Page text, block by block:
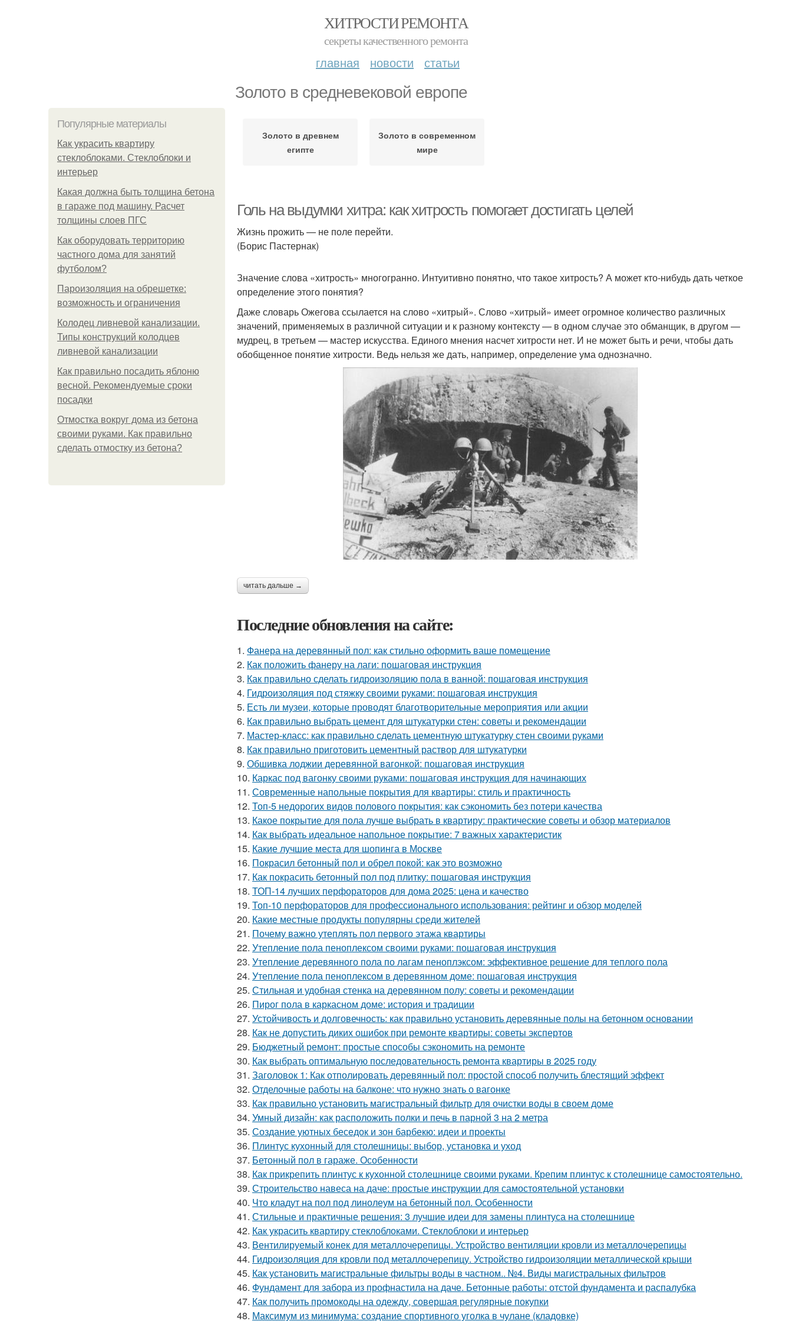
ХИТРОСТИ РЕМОНТА
секреты качественного ремонта
главная новости статьи
Золото в средневековой европе
Популярные материалы
Как украсить квартиру
стеклоблоками. Стеклоблоки и
интерьер
Какая должна быть толщина бетона
в гараже под машину. Расчет
толщины слоев ПГС
Как оборудовать территорию
частного дома для занятий
футболом?
Пароизоляция на обрешетке:
возможность и ограничения
Колодец ливневой канализации.
Типы конструкций колодцев
ливневой канализации
Как правильно посадить яблоню
весной. Рекомендуемые сроки
посадки
Отмостка вокруг дома из бетона
своими руками. Как правильно
сделать отмостку из бетона?
Золото в древнем
египте
Золото в современном
мире
Голь на выдумки хитра: как хитрость помогает достигать целей
Жизнь прожить — не поле перейти.
(Борис Пастернак)
Значение слова «хитрость» многогранно. Интуитивно понятно, что такое хитрость? А может кто-нибудь дать четкое
определение этого понятия?
Даже словарь Ожегова ссылается на слово «хитрый». Слово «хитрый» имеет огромное количество различных
значений, применяемых в различной ситуации и к разному контексту — в одном случае это обманщик, в другом —
мудрец, в третьем — мастер искусства. Единого мнения насчет хитрости нет. И не может быть и речи, чтобы дать
обобщенное понятие хитрости. Ведь нельзя же дать, например, определение ума однозначно.
читать дальше →
Последние обновления на сайте:
1. Фанера на деревянный пол: как стильно оформить ваше помещение
2. Как положить фанеру на лаги: пошаговая инструкция
3. Как правильно сделать гидроизоляцию пола в ванной: пошаговая инструкция
4. Гидроизоляция под стяжку своими руками: пошаговая инструкция
5. Есть ли музеи, которые проводят благотворительные мероприятия или акции
6. Как правильно выбрать цемент для штукатурки стен: советы и рекомендации
7. Мастер-класс: как правильно сделать цементную штукатурку стен своими руками
8. Как правильно приготовить цементный раствор для штукатурки
9. Обшивка лоджии деревянной вагонкой: пошаговая инструкция
10. Каркас под вагонку своими руками: пошаговая инструкция для начинающих
11. Современные напольные покрытия для квартиры: стиль и практичность
12. Топ-5 недорогих видов полового покрытия: как сэкономить без потери качества
13. Какое покрытие для пола лучше выбрать в квартиру: практические советы и обзор материалов
14. Как выбрать идеальное напольное покрытие: 7 важных характеристик
15. Какие лучшие места для шопинга в Москве
16. Покрасил бетонный пол и обрел покой: как это возможно
17. Как покрасить бетонный пол под плитку: пошаговая инструкция
18. ТОП-14 лучших перфораторов для дома 2025: цена и качество
19. Топ-10 перфораторов для профессионального использования: рейтинг и обзор моделей
20. Какие местные продукты популярны среди жителей
21. Почему важно утеплять пол первого этажа квартиры
22. Утепление пола пеноплексом своими руками: пошаговая инструкция
23. Утепление деревянного пола по лагам пеноплэксом: эффективное решение для теплого пола
24. Утепление пола пеноплексом в деревянном доме: пошаговая инструкция
25. Стильная и удобная стенка на деревянном полу: советы и рекомендации
26. Пирог пола в каркасном доме: история и традиции
27. Устойчивость и долговечность: как правильно установить деревянные полы на бетонном основании
28. Как не допустить диких ошибок при ремонте квартиры: советы экспертов
29. Бюджетный ремонт: простые способы сэкономить на ремонте
30. Как выбрать оптимальную последовательность ремонта квартиры в 2025 году
31. Заголовок 1: Как отполировать деревянный пол: простой способ получить блестящий эффект
32. Отделочные работы на балконе: что нужно знать о вагонке
33. Как правильно установить магистральный фильтр для очистки воды в своем доме
34. Умный дизайн: как расположить полки и печь в парной 3 на 2 метра
35. Создание уютных беседок и зон барбекю: идеи и проекты
36. Плинтус кухонный для столешницы: выбор, установка и уход
37. Бетонный пол в гараже. Особенности
38. Как прикрепить плинтус к кухонной столешнице своими руками. Крепим плинтус к столешнице самостоятельно.
39. Строительство навеса на даче: простые инструкции для самостоятельной установки
40. Что кладут на пол под линолеум на бетонный пол. Особенности
41. Стильные и практичные решения: 3 лучшие идеи для замены плинтуса на столешнице
42. Как украсить квартиру стеклоблоками. Стеклоблоки и интерьер
43. Вентилируемый конек для металлочерепицы. Устройство вентиляции кровли из металлочерепицы
44. Гидроизоляция для кровли под металлочерепицу. Устройство гидроизоляции металлической крыши
45. Как установить магистральные фильтры воды в частном.. №4. Виды магистральных фильтров
46. Фундамент для забора из профнастила на даче. Бетонные работы: отстой фундамента и распалубка
47. Как получить промокоды на одежду, совершая регулярные покупки
48. Максимум из минимума: создание спортивного уголка в чулане (кладовке)